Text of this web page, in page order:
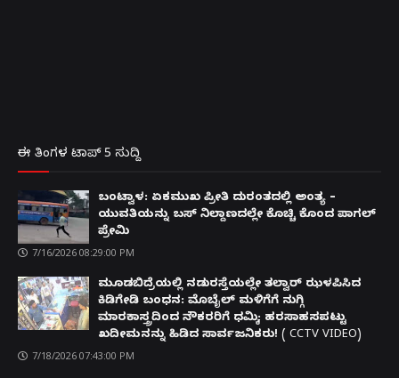
ಈ ತಿಂಗಳ ಟಾಪ್ 5 ಸುದ್ದಿ
ಬಂಟ್ವಾಳ: ಏಕಮುಖ ಪ್ರೀತಿ ದುರಂತದಲ್ಲಿ ಅಂತ್ಯ –
ಯುವತಿಯನ್ನು ಬಸ್ ನಿಲ್ದಾಣದಲ್ಲೇ ಕೊಚ್ಚಿ ಕೊಂದ ಪಾಗಲ್
ಪ್ರೇಮಿ
7/16/2026 08:29:00 PM
ಮೂಡಬಿದ್ರೆಯಲ್ಲಿ ನಡುರಸ್ತೆಯಲ್ಲೇ ತಲ್ವಾರ್ ಝಳಪಿಸಿದ
ಕಿಡಿಗೇಡಿ ಬಂಧನ: ಮೊಬೈಲ್ ಮಳಿಗೆಗೆ ನುಗ್ಗಿ
ಮಾರಕಾಸ್ತ್ರದಿಂದ ನೌಕರರಿಗೆ ಧಮ್ಕಿ; ಹರಸಾಹಸಪಟ್ಟು
ಖದೀಮನನ್ನು ಹಿಡಿದ ಸಾರ್ವಜನಿಕರು! ( CCTV VIDEO)
7/18/2026 07:43:00 PM